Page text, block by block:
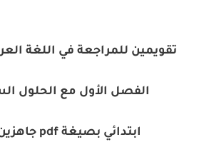
تقويمين للمراجعة في اللغة
الفصل الأول مع الحلول
ابتدائي بصيغة pdf جاهزين للطباعة